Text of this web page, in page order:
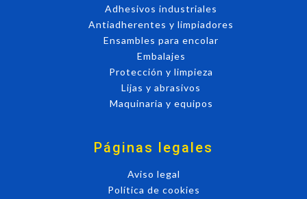
Adhesivos industriales
Antiadherentes y limpiadores
Ensambles para encolar
Embalajes
Protección y limpieza
Lijas y abrasivos
Maquinaria y equipos
Páginas legales
Aviso legal
Política de cookies